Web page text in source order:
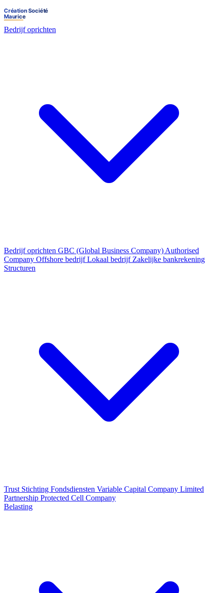
Bedrijf oprichten
Bedrijf oprichten GBC (Global Business Company) Authorised
Company Offshore bedrijfLokaal bedrijf Zakelijke bankrekening
Structuren
Trust Stichting Fondsdiensten Variable Capital Company Limited
Partnership Protected Cell Company
Belasting